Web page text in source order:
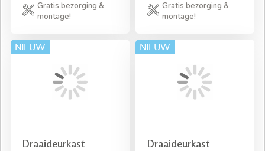
Gratis bezorging &
montage!
Gratis bezorging &
montage!
Draaideurkast
Draaideurkast